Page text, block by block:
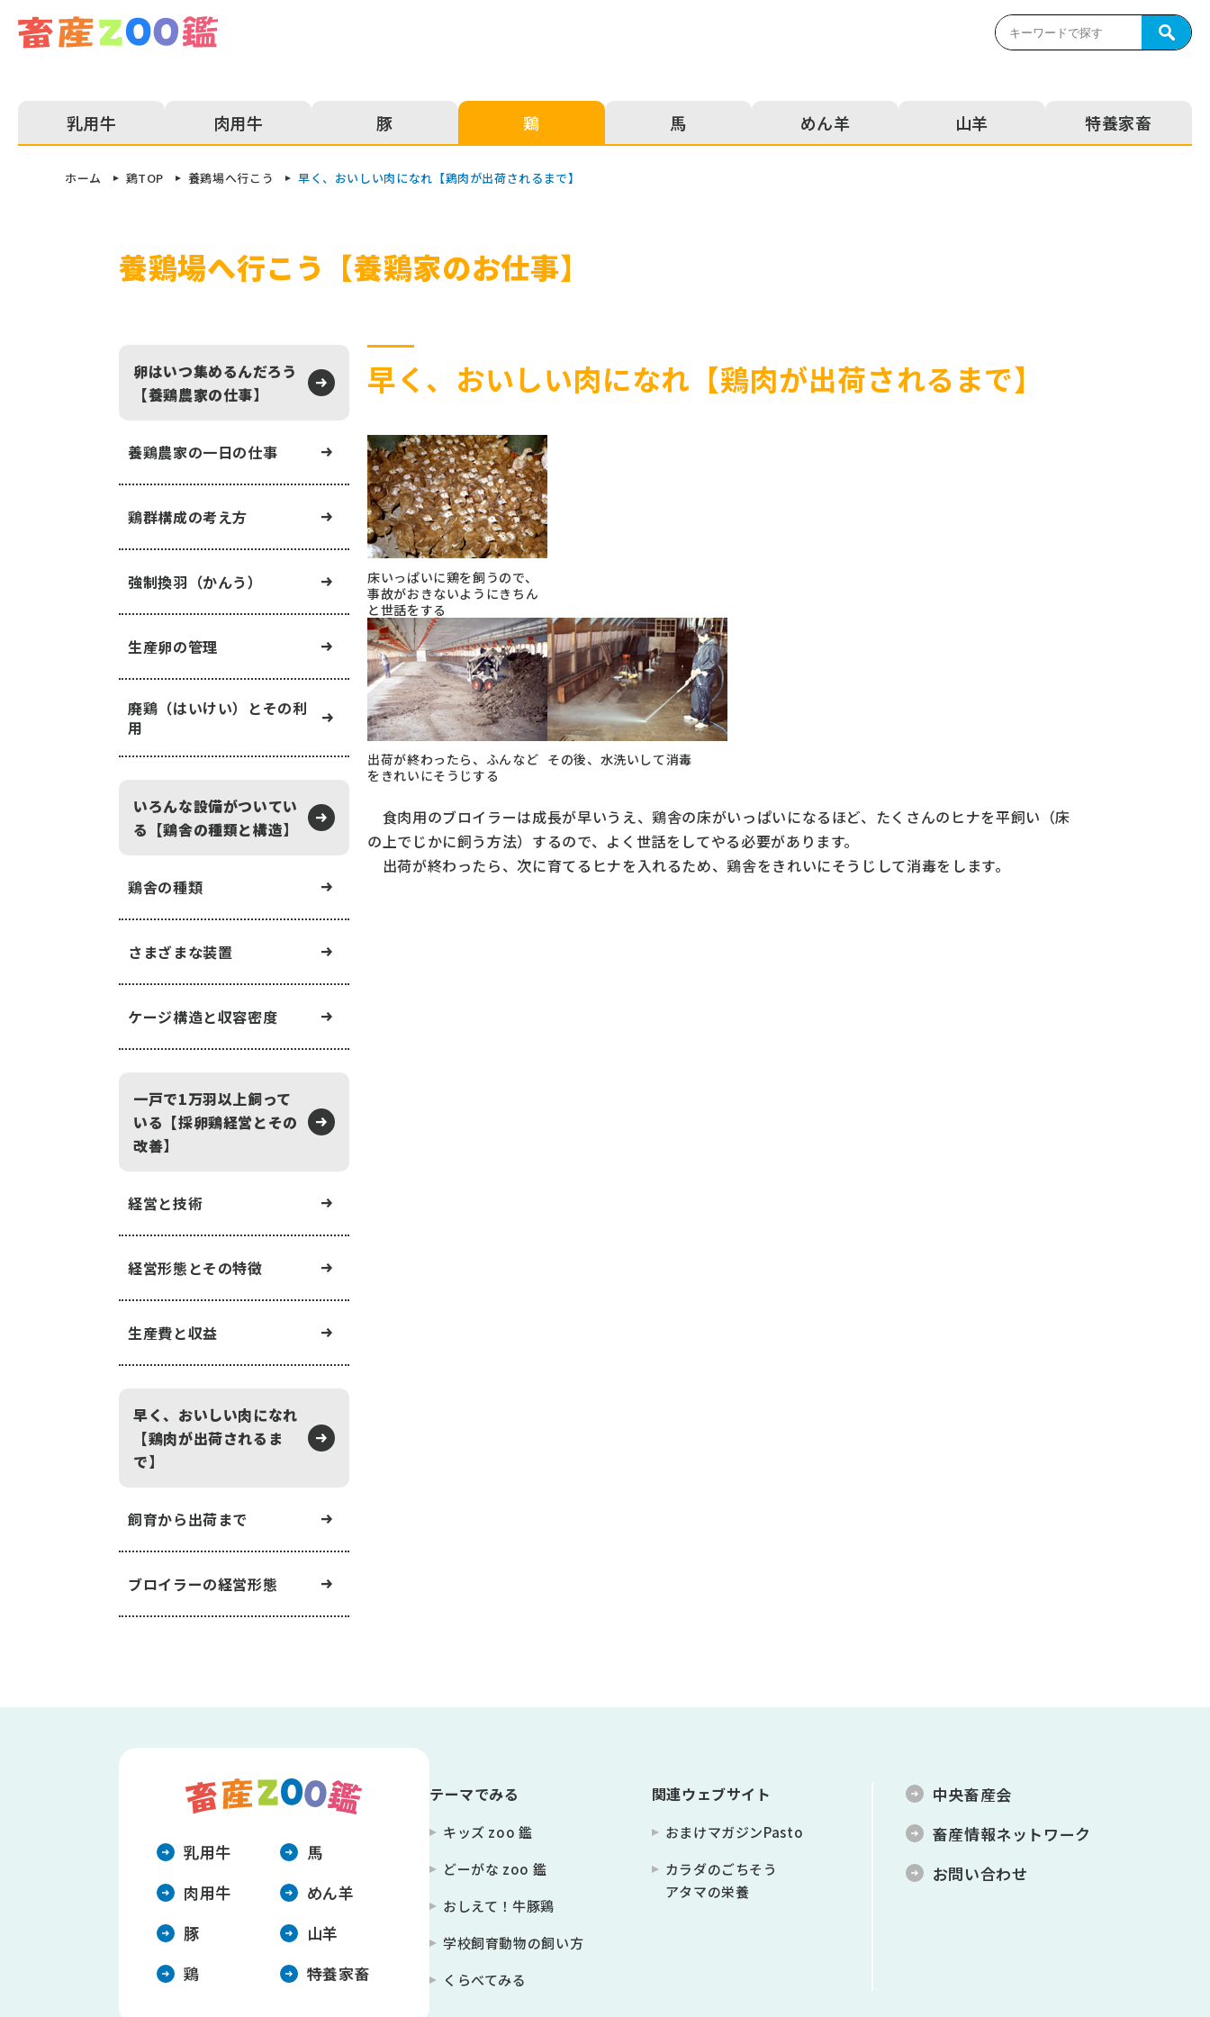
乳⽤⽜ ⾁⽤⽜ 豚 鶏 ⾺ めん⽺ ⼭⽺ 特養家畜
ホーム 鶏TOP 養鶏場へ行こう 早く、おいしい肉になれ【鶏肉が出荷されるまで】
養鶏場へ行こう【養鶏家のお仕事】
早く、おいしい肉になれ【鶏肉が出荷されるまで】
床いっぱいに鶏を飼うので、
事故がおきないようにきちん
と世話をする
出荷が終わったら、ふんなど
をきれいにそうじする
その後、水洗いして消毒
食肉用のブロイラーは成長が早いうえ、鶏舎の床がいっぱいになるほど、たくさんのヒナを平飼い（床
の上でじかに飼う方法）するので、よく世話をしてやる必要があります。
出荷が終わったら、次に育てるヒナを入れるため、鶏舎をきれいにそうじして消毒をします。
卵はいつ集めるんだろう
【養鶏農家の仕事】
養鶏農家の一日の仕事
鶏群構成の考え方
強制換羽（かんう）
生産卵の管理
廃鶏（はいけい）とその利
用
いろんな設備がついてい
る【鶏舎の種類と構造】
鶏舎の種類
さまざまな装置
ケージ構造と収容密度
一戸で1万羽以上飼って
いる【採卵鶏経営とその
改善】
経営と技術
経営形態とその特徴
生産費と収益
早く、おいしい肉になれ
【鶏肉が出荷されるま
で】
飼育から出荷まで
ブロイラーの経営形態
乳⽤⽜
⾁⽤⽜
豚
鶏
⾺
めん⽺
⼭⽺
特養家畜
テーマでみる
キッズ zoo 鑑
どーがな zoo 鑑
おしえて！⽜豚鶏
学校飼育動物の飼い⽅
くらべてみる
関連ウェブサイト
おまけマガジンPasto
カラダのごちそう
アタマの栄養
中央畜産会
畜産情報ネットワーク
お問い合わせ